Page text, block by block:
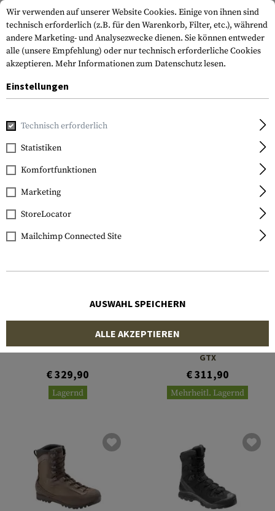
Home Bekleidung
FILTER
Pilgrim TSC GTX
€ 329,90
Lagernd
Quest 4D Forces 2 High
GTX
€ 311,90
Mehrheitl. Lagernd
Wir verwenden auf unserer Website Cookies. Einige von ihnen sind
technisch erforderlich (z.B. für den Warenkorb, Filter, etc.), während
andere Marketing- und Analysezwecke dienen. Sie können entweder
alle (unsere Empfehlung) oder nur technisch erforderliche Cookies
akzeptieren. Mehr Informationen zum Datenschutz lesen.
Einstellungen
Technisch erforderlich
Statistiken
Komfortfunktionen
Marketing
StoreLocator
Mailchimp Connected Site
AUSWAHL SPEICHERN
ALLE AKZEPTIEREN